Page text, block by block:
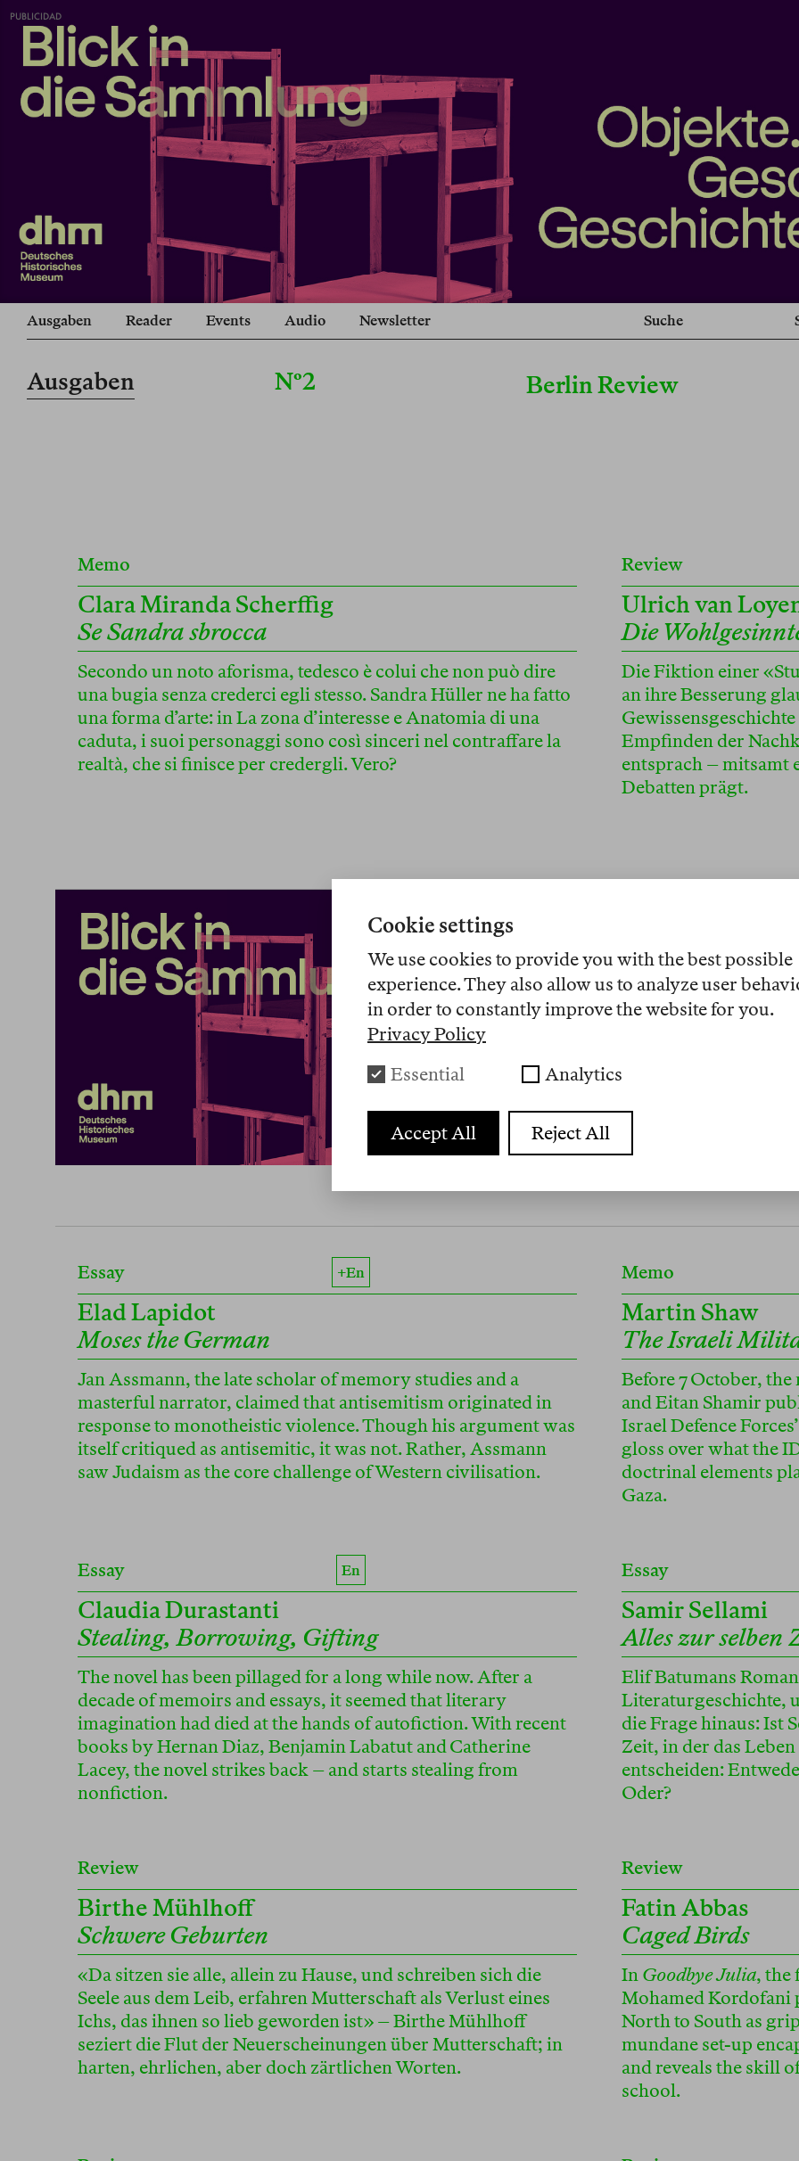
PUBLICIDAD
Ausgaben Reader Events Audio Newsletter Suche
Ausgaben Nº2 Berlin Review
Memo
Clara Miranda Scherffig
Se Sandra sbrocca
Secondo un noto aforisma, tedesco è colui che non può dire
una bugia senza crederci egli stesso. Sandra Hüller ne ha fatto
una forma d’arte: in La zona d’interesse e Anatomia di una
caduta, i suoi personaggi sono così sinceri nel contraffare la
realtà, che si finisce per credergli. Vero?
Review
Ulrich van
Die
Die Fiktion einer
an ihre Besserung
Empfinden der
entsprach – mitsamt
Debatten prägt.
Essay +en
Elad Lapidot
Moses the German
Jan Assmann, the late scholar of memory studies and a
masterful narrator, claimed that antisemitism originated in
response to monotheistic violence. Though his argument was
itself critiqued as antisemitic, it was not. Rather, Assmann
saw Judaism as the core challenge of Western civilisation.
Memo
Martin Shaw
The Israeli
Before 7 October,
and Eitan Shamir
Israel Defence
gloss over what the
doctrinal elements
Gaza.
Essay En
Claudia Durastanti
Stealing, Borrowing, Gifting
The novel has been pillaged for a long while now. After a
decade of memoirs and essays, it seemed that literary
imagination had died at the hands of autofiction. With recent
books by Hernan Diaz, Benjamin Labatut and Catherine
Lacey, the novel strikes back – and starts stealing from
nonfiction.
Essay
Samir Sellami
Alles zur selben
Elif Batumans
Literaturgeschichte,
die Frage hinaus: Ist
Zeit, in der das
entscheiden:
Oder?
Review
Birthe Mühlhoff
Schwere Geburten
«Da sitzen sie alle, allein zu Hause, und schreiben sich die
Seele aus dem Leib, erfahren Mutterschaft als Verlust eines
Ichs, das ihnen so lieb geworden ist» – Birthe Mühlhoff
seziert die Flut der Neuerscheinungen über Mutterschaft; in
harten, ehrlichen, aber doch zärtlichen Worten.
Review
Fatin Abbas
Caged Birds
In Goodbye Julia, the
Mohamed Kordofani
North to South as
mundane set-up
and reveals the skill
school.
Cookie settings
We use cookies to provide you with the best possible
experience. They also allow us to analyze user
in order to constantly improve the website for you.
Privacy Policy
Essential
Analytics
Accept All Reject All